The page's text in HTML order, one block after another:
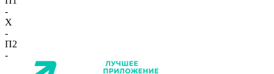
-
X
-
П2
-